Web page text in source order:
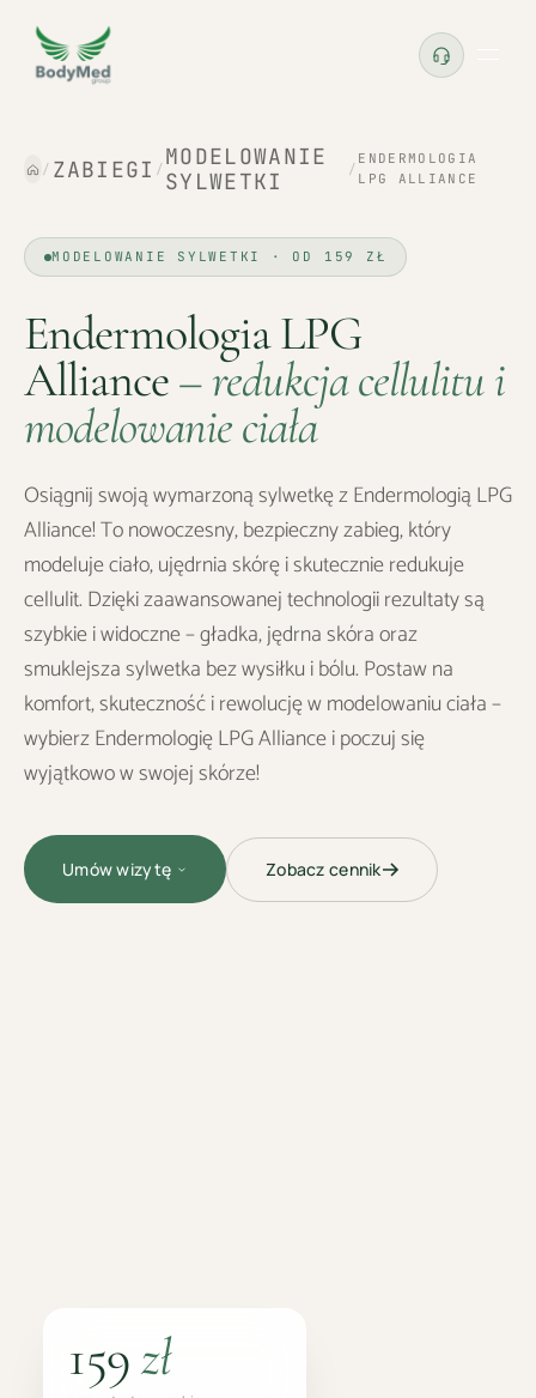
/ ZABIEGI / MODELOWANIE
SYLWETKI
/
ENDERMOLOGIA
LPG ALLIANCE
MODELOWANIE SYLWETKI · OD 159 ZŁ
Endermologia LPG
Alliance–redukcja cellulitu i
modelowanie ciała
Osiągnij swoją wymarzoną sylwetkę z Endermologią LPG
Alliance! To nowoczesny, bezpieczny zabieg, który
modeluje ciało, ujędrnia skórę i skutecznie redukuje
cellulit. Dzięki zaawansowanej technologii rezultaty są
szybkie i widoczne – gładka, jędrna skóra oraz
smuklejsza sylwetka bez wysiłku i bólu. Postaw na
komfort, skuteczność i rewolucję w modelowaniu ciała –
wybierz Endermologię LPG Alliance i poczuj się
wyjątkowo w swojej skórze!
Umów wizytę Zobacz cennik
159zł